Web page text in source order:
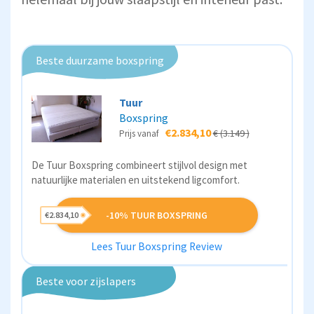
Beste duurzame boxspring
Tuur
Boxspring
Prijs vanaf €2.834,10€ (3.149 )
De Tuur Boxspring combineert stijlvol design met
natuurlijke materialen en uitstekend ligcomfort.
-10% TUUR BOXSPRING
€2.834,10
Lees Tuur Boxspring Review
Beste voor zijslapers